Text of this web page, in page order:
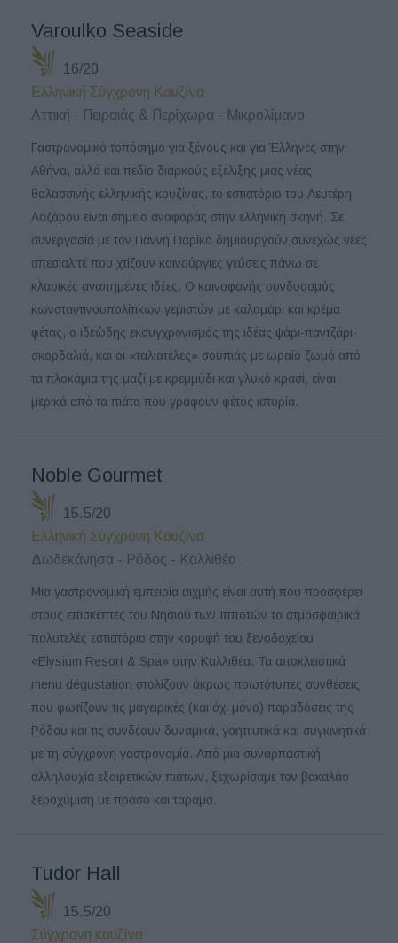
Varoulko Seaside
16/20
Ελληνική Σύγχρονη Κουζίνα
Αττική - Πειραιάς & Περίχωρα - Μικρολίμανο
Γαστρονομικό τοπόσημο για ξένους και για Έλληνες στην
Αθήνα, αλλά και πεδίο διαρκούς εξέλιξης μιας νέας
θαλασσινής ελληνικής κουζίνας, το εστιατόριο του Λευτέρη
Λαζάρου είναι σημείο αναφοράς στην ελληνική σκηνή. Σε
συνεργασία με τον Γιάννη Παρίκο δημιουργούν συνεχώς νέες
σπεσιαλιτέ που χτίζουν καινούργιες γεύσεις πάνω σε
κλασικές αγαπημένες ιδέες. Ο καινοφανής συνδυασμός
κωνσταντινουπολίτικων γεμιστών με καλαμάρι και κρέμα
φέτας, ο ιδεώδης εκσυγχρονισμός της ιδέας ψάρι-παντζάρι-
σκορδαλιά, και οι «ταλιατέλες» σουπιάς με ωραίο ζωμό από
τα πλοκάμια της μαζί με κρεμμύδι και γλυκό κρασί, είναι
μερικά από τα πιάτα που γράφουν φέτος ιστορία.
Noble Gourmet
15.5/20
Ελληνική Σύγχρονη Κουζίνα
Δωδεκάνησα - Ρόδος - Καλλιθέα
Μια γαστρονομική εμπειρία αιχμής είναι αυτή που προσφέρει
στους επισκέπτες του Νησιού των Ιπποτών το ατμοσφαιρικά
πολυτελές εστιατόριο στην κορυφή του ξενοδοχείου
«Elysium Resort & Spa» στην Καλλιθέα. Τα αποκλειστικά
menu dégustation στολίζουν άκρως πρωτότυπες συνθέσεις
που φωτίζουν τις μαγειρικές (και όχι μόνο) παραδόσεις της
Ρόδου και τις συνδέουν δυναμικά, γοητευτικά και συγκινητικά
με τη σύγχρονη γαστρονομία. Από μια συναρπαστική
αλληλουχία εξαιρετικών πιάτων, ξεχωρίσαμε τον βακαλάο
ξεροχύμιση με πράσο και ταραμά.
Tudor Hall
15.5/20
Σύγχρονη κουζίνα